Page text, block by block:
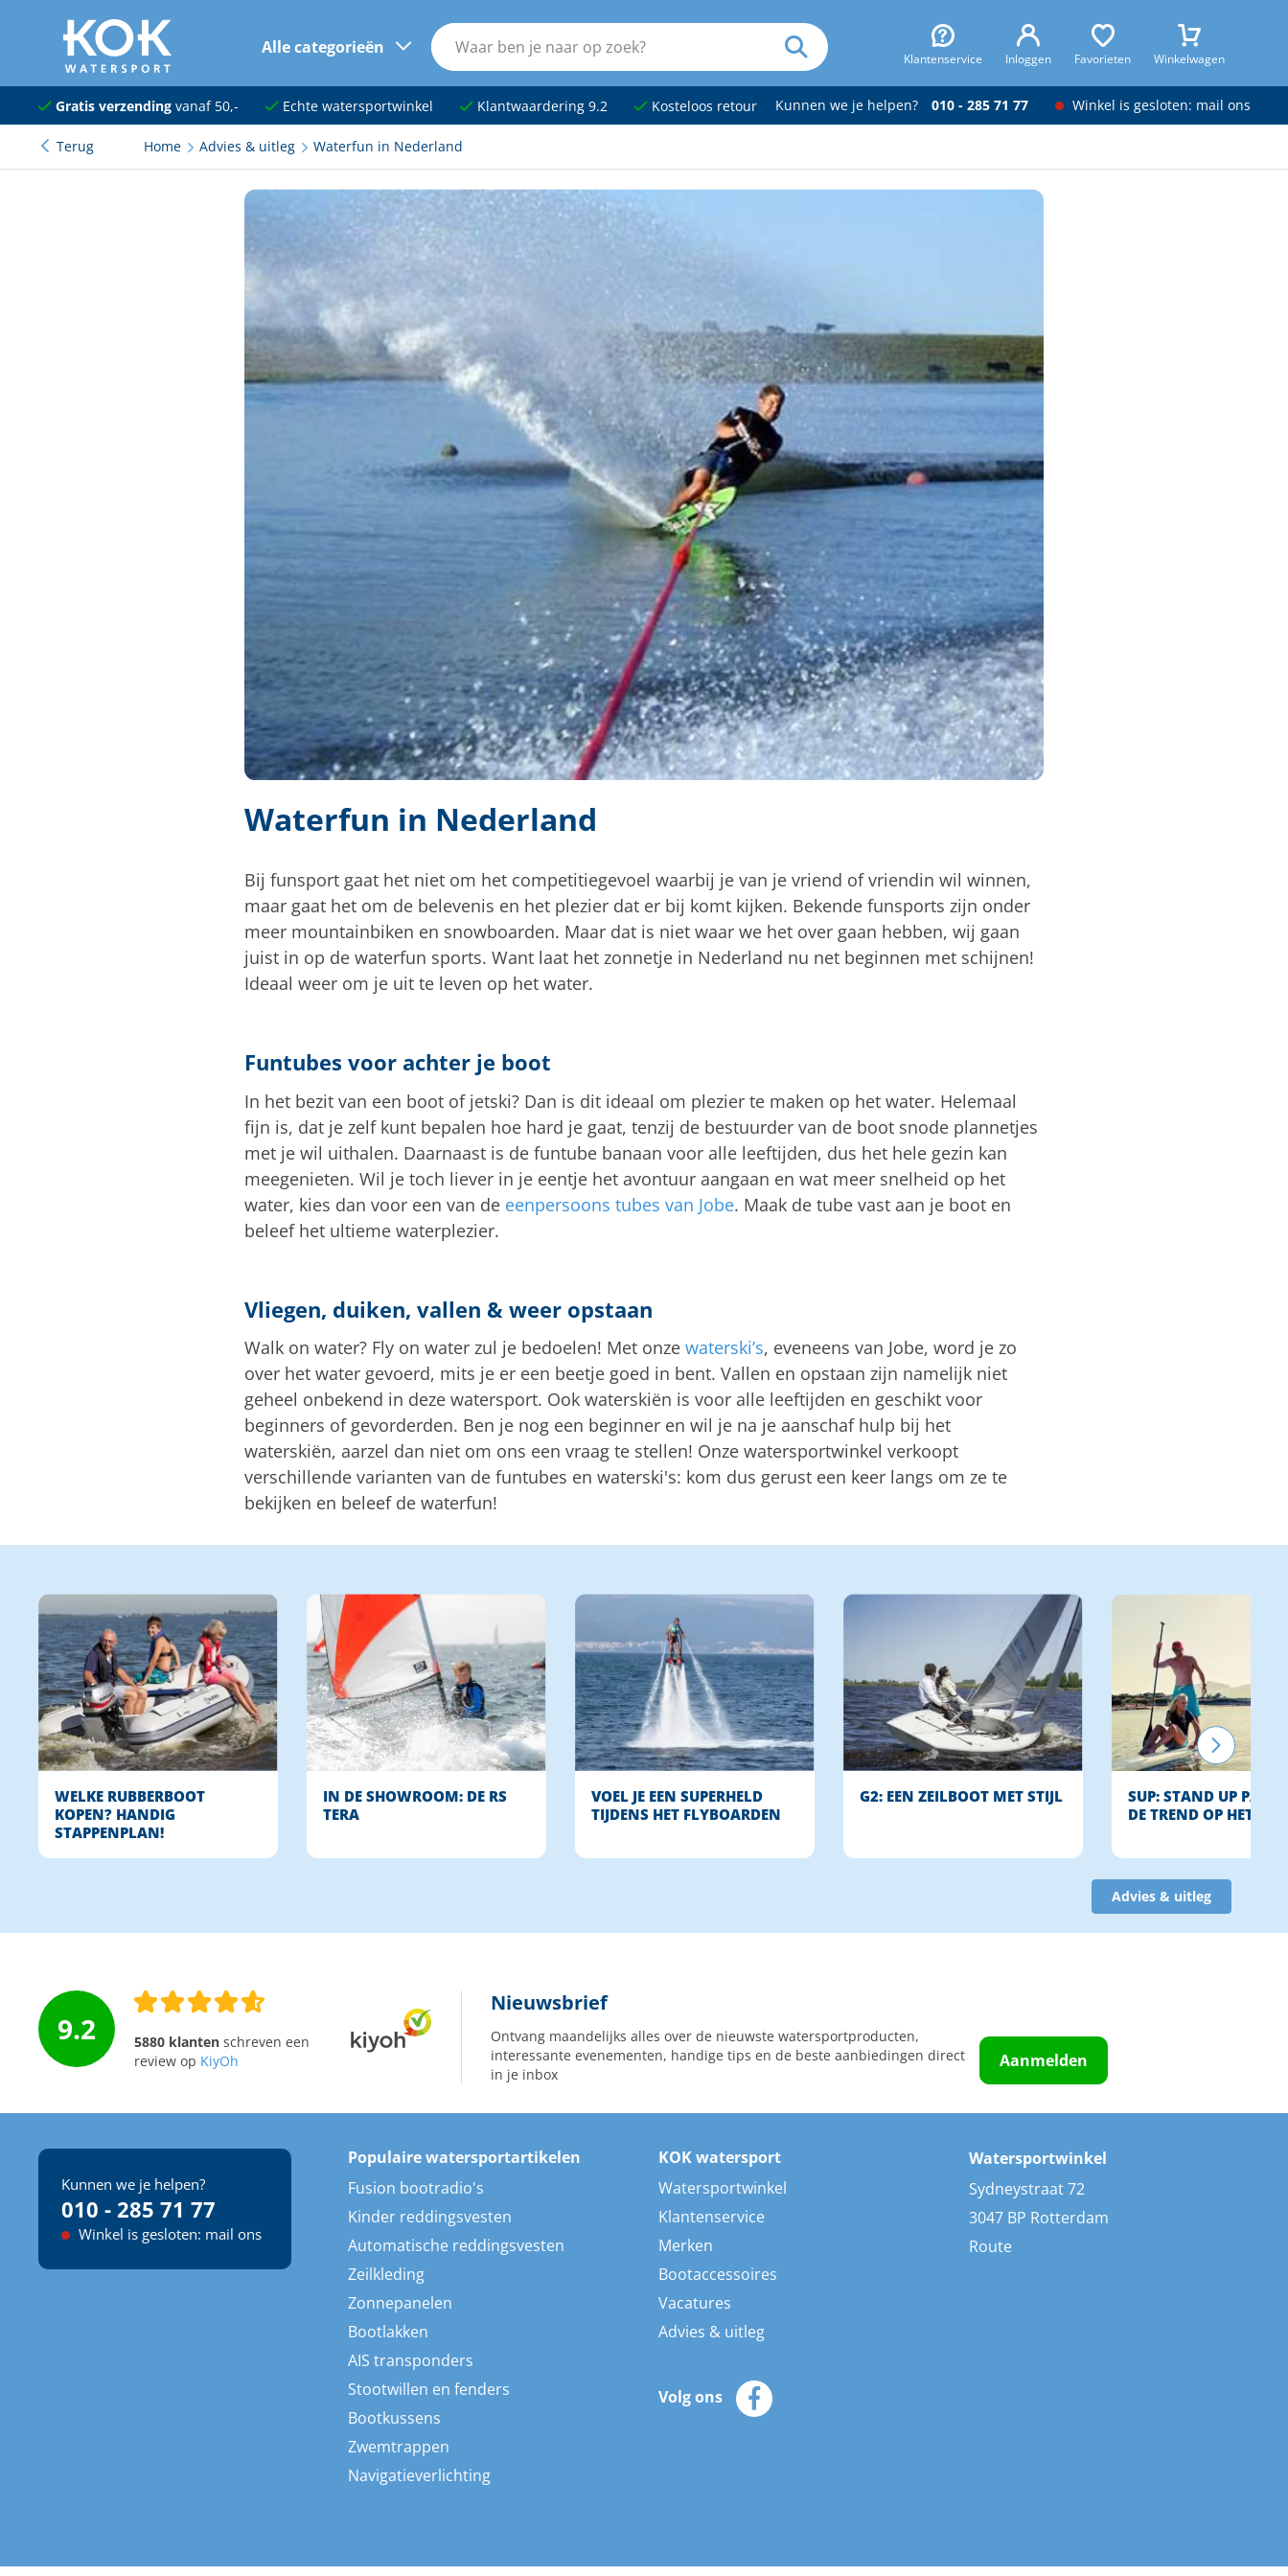
naar hoofdinhoud
Alle categorieën
Klantenservice Inloggen Favorieten Winkelwagen
Navigatie
Dekuitrusting
Ankeren en afmeren
Kleding en schoenen
Boten, toebehoren en fun
Gratis verzendingvanaf 50,- Echte watersportwinkel Klantwaardering 9.2 Kosteloos retour Kunnen we je helpen? 010 - 285 71 77 Winkel is gesloten: mail ons
Terug Home Advies & uitleg Waterfun in Nederland
Waterfun in Nederland
Bij funsport gaat het niet om het competitiegevoel waarbij je van je vriend of vriendin wil winnen,
maar gaat het om de belevenis en het plezier dat er bij komt kijken. Bekende funsports zijn onder
meer mountainbiken en snowboarden. Maar dat is niet waar we het over gaan hebben, wij gaan
juist in op de waterfun sports. Want laat het zonnetje in Nederland nu net beginnen met schijnen!
Ideaal weer om je uit te leven op het water.
Funtubes voor achter je boot
In het bezit van een boot of jetski? Dan is dit ideaal om plezier te maken op het water. Helemaal
fijn is, dat je zelf kunt bepalen hoe hard je gaat, tenzij de bestuurder van de boot snode plannetjes
met je wil uithalen. Daarnaast is de funtube banaan voor alle leeftijden, dus het hele gezin kan
meegenieten. Wil je toch liever in je eentje het avontuur aangaan en wat meer snelheid op het
water, kies dan voor een van de eenpersoons tubes van Jobe. Maak de tube vast aan je boot en
beleef het ultieme waterplezier.
Vliegen, duiken, vallen & weer opstaan
Walk on water? Fly on water zul je bedoelen! Met onze waterski’s, eveneens van Jobe, word je zo
over het water gevoerd, mits je er een beetje goed in bent. Vallen en opstaan zijn namelijk niet
geheel onbekend in deze watersport. Ook waterskiën is voor alle leeftijden en geschikt voor
beginners of gevorderden. Ben je nog een beginner en wil je na je aanschaf hulp bij het
waterskiën, aarzel dan niet om ons een vraag te stellen! Onze watersportwinkel verkoopt
verschillende varianten van de funtubes en waterski's: kom dus gerust een keer langs om ze te
bekijken en beleef de waterfun!
WELKE RUBBERBOOT
KOPEN? HANDIG
STAPPENPLAN!
IN DE SHOWROOM: DE RS
TERA
VOEL JE EEN SUPERHELD
TIJDENS HET FLYBOARDEN
G2: EEN ZEILBOOT MET STIJL
SUP: STAND UP
DE TREND OP HET
Advies & uitleg
9.2 5880 klantenschreven een
review op KiyOh
Nieuwsbrief
Ontvang maandelijks alles over de nieuwste watersportproducten,
interessante evenementen, handige tips en de beste aanbiedingen direct
in je inbox
Aanmelden
Kunnen we je helpen?
010 - 285 71 77
Winkel is gesloten: mail ons
Populaire watersportartikelen
Fusion bootradio's
Kinder reddingsvesten
Automatische reddingsvesten
Zeilkleding
Zonnepanelen
Bootlakken
AIS transponders
Stootwillen en fenders
Bootkussens
Zwemtrappen
Navigatieverlichting
KOK watersport
Watersportwinkel
Klantenservice
Merken
Bootaccessoires
Vacatures
Advies & uitleg
Volg ons
Watersportwinkel
Sydneystraat 72
3047 BP Rotterdam
Route